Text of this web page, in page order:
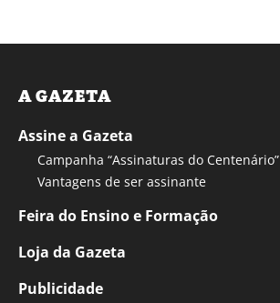
A GAZETA
Assine a Gazeta
Campanha “Assinaturas do Centenário”
Vantagens de ser assinante
Feira do Ensino e Formação
Loja da Gazeta
Publicidade